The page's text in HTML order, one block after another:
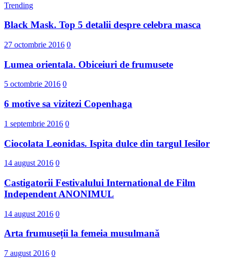
Trending
Black Mask. Top 5 detalii despre celebra masca
27 octombrie 2016 0
Lumea orientala. Obiceiuri de frumusete
5 octombrie 2016 0
6 motive sa vizitezi Copenhaga
1 septembrie 2016 0
Ciocolata Leonidas. Ispita dulce din targul Iesilor
14 august 2016 0
Castigatorii Festivalului International d​e Film
Independent ANONIMUL
14 august 2016 0
Arta frumuseții la femeia musulmană
7 august 2016 0